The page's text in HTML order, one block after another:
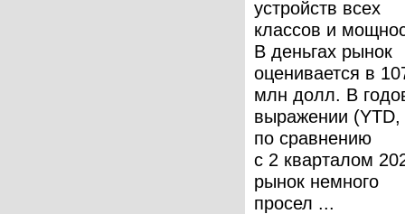
устройств всех
классов и
В деньгах рынок
оценивается в
млн долл. В
выражении (YTD,
по сравнению
с 2 кварталом
рынок немного
просел ...